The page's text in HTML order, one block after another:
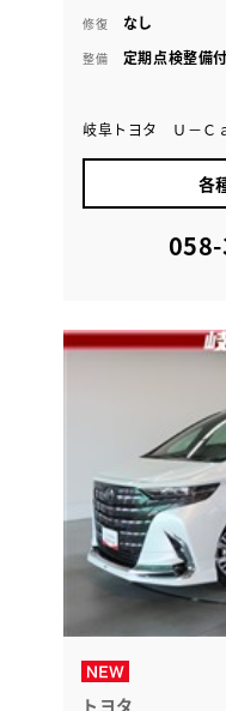
修復 なし
整備 定期点検整備付
岐阜トヨタ Ｕ－Ｃ
各
トヨタ